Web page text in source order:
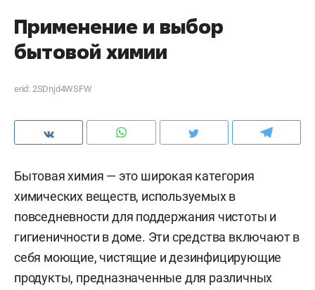
Применение и выбор
бытовой химии
erid: 2SDnjd4WSFW
Бытовая химия — это широкая категория
химических веществ, используемых в
повседневности для поддержания чистоты и
гигиеничности в доме. Эти средства включают в
себя моющие, чистящие и дезинфицирующие
продукты, предназначенные для различных